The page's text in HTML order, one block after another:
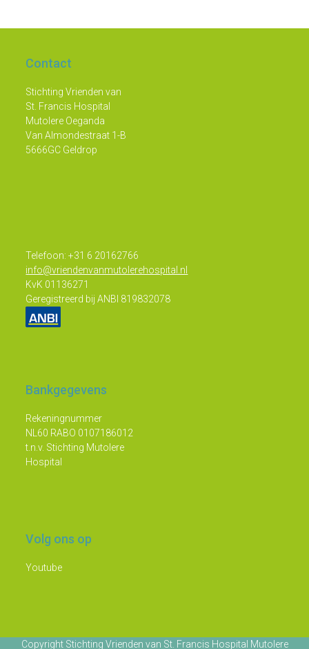
Contact
Stichting Vrienden van
St. Francis Hospital
Mutolere Oeganda
Van Almondestraat 1-B
5666GC Geldrop
Telefoon: +31 6 20162766
info@vriendenvanmutolerehospital.nl
KvK 01136271
Geregistreerd bij ANBI 819832078
Bankgegevens
Rekeningnummer
NL60 RABO 0107186012
t.n.v. Stichting Mutolere
Hospital
Volg ons op
Youtube
Copyright Stichting Vrienden van St. Francis Hospital Mutolere